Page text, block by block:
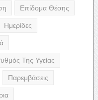
Επίδομα Θέσης
Ημερίδες
Της Υγείας
Παρεμβάσεις